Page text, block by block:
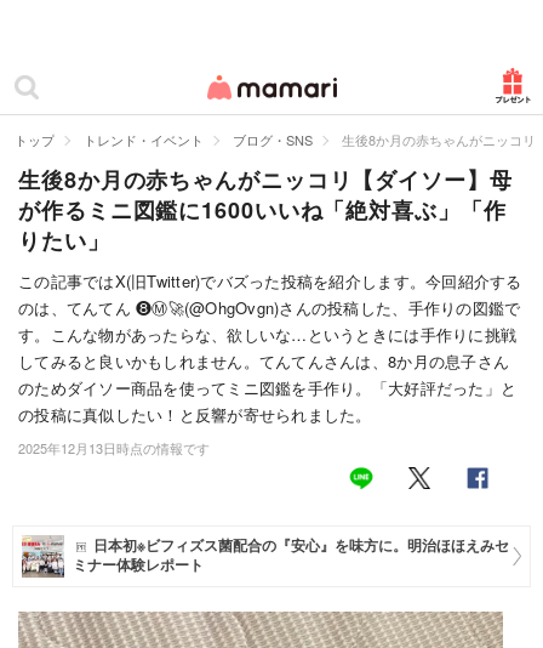
ママリ
カテゴリー一覧
妊娠
出産
赤ちゃん・育児
子育て・家族
病院
美容・ファッション
住まい
マネー
トレンド・イベント
トップ トレンド・イベント ブログ・SNS 生後8か月の赤ちゃんがニッコ
生後8か月の赤ちゃんがニッコリ【ダイソー】母
が作るミニ図鑑に1600いいね「絶対喜ぶ」「作
りたい」
この記事ではX(旧Twitter)でバズった投稿を紹介します。今回紹介する
のは、てんてん ❽Ⓜ︎🚀(@OhgOvgn)さんの投稿した、手作りの図鑑で
す。こんな物があったらな、欲しいな…というときには手作りに挑戦
してみると良いかもしれません。てんてんさんは、8か月の息子さん
のためダイソー商品を使ってミニ図鑑を手作り。「大好評だった」と
の投稿に真似したい！と反響が寄せられました。
2025年12月13日時点の情報です
日本初※ビフィズス菌配合の『安心』を味方に。明治ほほえみセ
ミナー体験レポート